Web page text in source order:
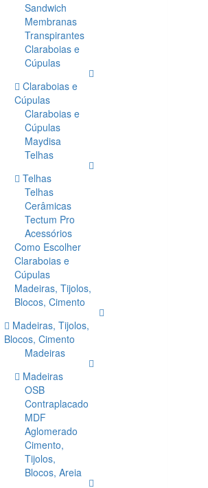
Sandwich
Membranas
Transpirantes
Claraboias e
Cúpulas
Claraboias e
Cúpulas
Claraboias e
Cúpulas
Maydisa
Telhas
Telhas
Telhas
Cerâmicas
Tectum Pro
Acessórios
Como Escolher
Claraboias e
Cúpulas
Madeiras, Tijolos,
Blocos, Cimento
Madeiras, Tijolos,
Blocos, Cimento
Madeiras
Madeiras
OSB
Contraplacado
MDF
Aglomerado
Cimento,
Tijolos,
Blocos, Areia